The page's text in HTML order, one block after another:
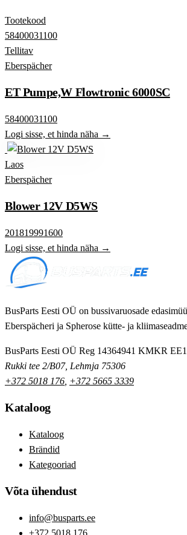
Tootekood
58400031100
Tellitav
Eberspächer
ET Pumpe,W Flowtronic 6000SC
58400031100
Logi sisse, et hinda näha →
Laos
Eberspächer
Blower 12V D5WS
201819991600
Logi sisse, et hinda näha →
BusParts Eesti OÜ on bussivaruosade
Eberspächeri ja Spherose kütte- ja
BusParts Eesti OÜ Reg 14364941 KMKR
Rukki tee 2/B07, Lehmja 75306
+372 5018 176 +372 5665 3339
Kataloog
Kataloog
Brändid
Kategooriad
Võta ühendust
info@busparts.ee
+372 5018 176